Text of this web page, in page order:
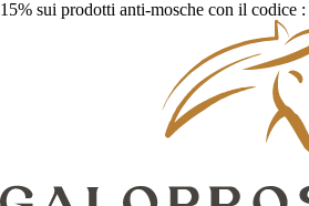
15% sui prodotti anti-mosche con il codice :